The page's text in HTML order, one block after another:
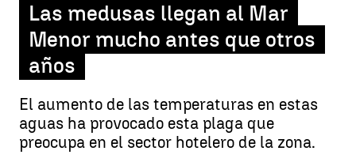
Las medusas llegan al Mar
Menor mucho antes que otros
años
El aumento de las temperaturas en estas
aguas ha provocado esta plaga que
preocupa en el sector hotelero de la zona.